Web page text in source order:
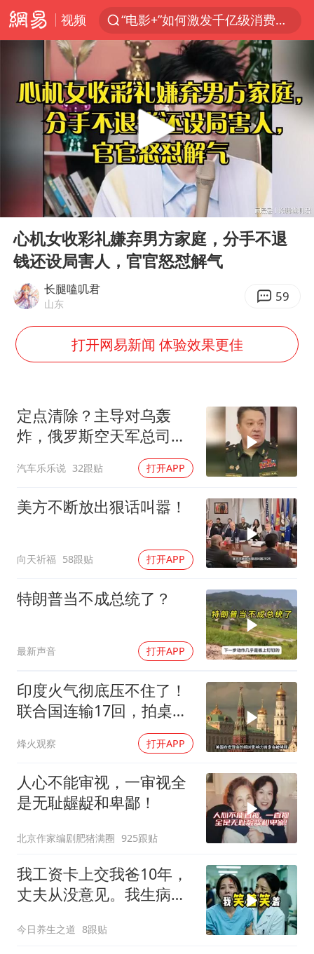
视频
“电影+”如何激发千亿级消费新活力？
泉州市委书记张毅恭被查
胜宏科技：股票交易异常波动
“秋天的第一杯奶茶”6岁了
中巨芯：上半年归母净利润1405.77万元
国乒男单横滨冠军赛全军覆没
38岁演员求职万岁山NPC成功
胡彦斌获《歌手2026》歌王
名创优品回应女子吐槽内裤质量差
夯实基础开新局
Play
00:00 15:32
心机女收彩礼嫌弃男方家庭，分手不退
钱还设局害人，官官怒怼解气
长腿嗑叽君
山东 59
打开网易新闻 体验效果更佳
定点清除？主导对乌轰
炸，俄罗斯空天军总司令
疑在莫斯科最贵餐厅被炸
身亡！
汽车乐乐说 32跟贴 打开APP
美方不断放出狠话叫嚣！
向天祈福 58跟贴 打开APP
特朗普当不成总统了？
最新声音 打开APP
印度火气彻底压不住了！
联合国连输17回，拍桌子
烽火观察 打开APP
人心不能审视，一审视全
是无耻龌龊和卑鄙！
北京作家编剧肥猪满圈 925跟贴
我工资卡上交我爸10年，
丈夫从没意见。我生病住
今日养生之道 8跟贴